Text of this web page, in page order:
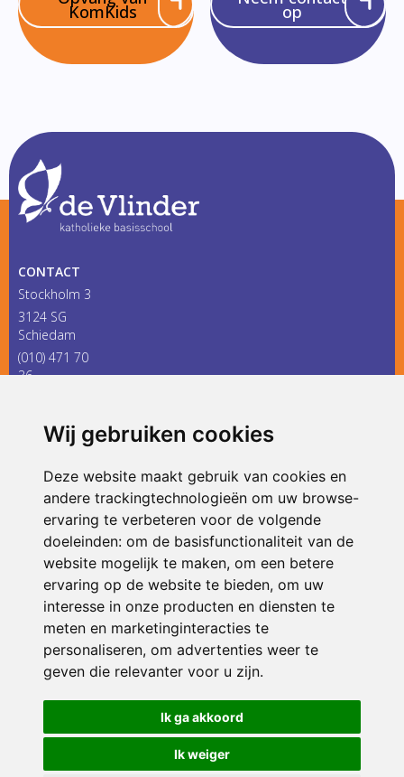
Wij gebruiken cookies
Deze website maakt gebruik van cookies en
andere trackingtechnologieën om uw browse-
ervaring te verbeteren voor de volgende
doeleinden: om de basisfunctionaliteit van de
website mogelijk te maken, om een betere
ervaring op de website te bieden, om uw
interesse in onze producten en diensten te
meten en marketinginteracties te
personaliseren, om advertenties weer te
geven die relevanter voor u zijn.
Ik ga akkoord
Ik weiger
KomKids op
CONTACT
Stockholm 3
3124 SG
Schiedam
(010) 471 70
36
ONDERDEEL VAN
© 2026 De Vlinder | Alle rechten voorbehouden
Privacy policy|Disclaimer| Klachtenregeling|RSIN en Anbi
voorkeuren
Crealisatie The MindOffice